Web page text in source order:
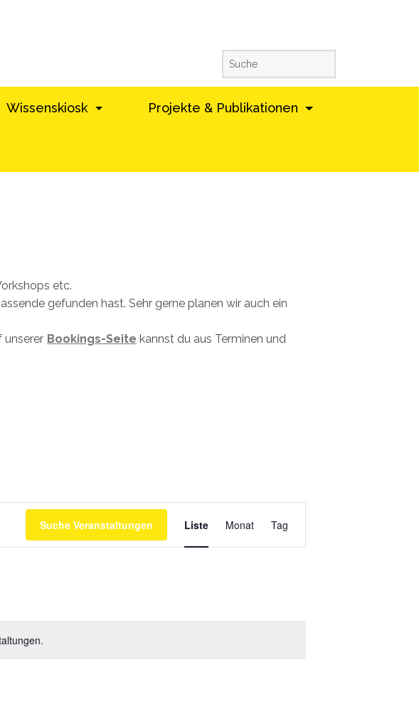
Wissenskiosk Projekte & Publikationen
etc.
gefunden hast. Sehr gerne planen wir auch ein
unserer Bookings-Seite kannst du aus Terminen und
Suche Veranstaltungen
Ansichtennavigation
Liste Monat Tag